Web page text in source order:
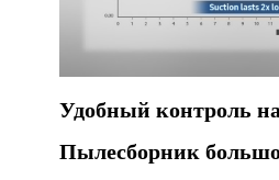
Удобный контроль
Пылесборник